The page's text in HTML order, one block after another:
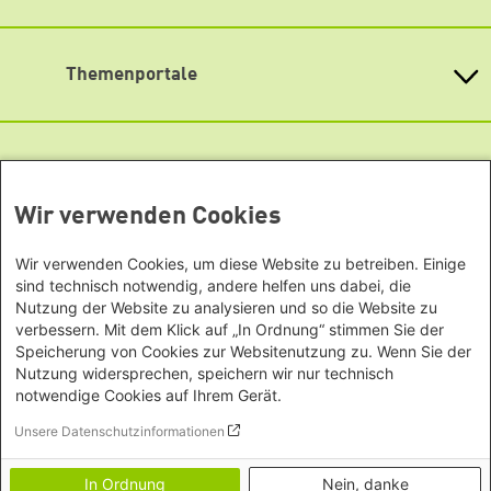
Newsletter
Baden-Württemberg
Mecklenburg-Vorpommern
Nordrhein-Westfalen
Rheinland-Pfalz
Saarland
Sachsen
Sachsen-Anhalt
Büro Neu-Delhi - Indien
Büro Seoul - Ostasien | Globaler
Afrika
Somalia/Somaliland, Sudan,
Äthiopien
Büro Nairobi - Kenia, Uganda,
Tansania
Büro Abuja - Nigeria
Büro Dakar - Senegal
Büro Kapstadt - Südafrika, Namibia,
Simbabwe
Europa
Themenportale
Grüne Akademie
Archiv Grünes Gedächtnis
Info Hub Plastic
Antifeminismus begegnen
Grüne Websites
Bündnis 90 / Die Grünen
Bundestagsfraktion
European Greens
Die Grünen im Europäischen Parlament
Green European Foundation
Footer menu
Barrierefreiheitserklärung
Vertrag widerrufen
Wir verwenden Cookies
Wir verwenden Cookies, um diese Website zu betreiben. Einige
sind technisch notwendig, andere helfen uns dabei, die
Nutzung der Website zu analysieren und so die Website zu
verbessern. Mit dem Klick auf „In Ordnung“ stimmen Sie der
Speicherung von Cookies zur Websitenutzung zu. Wenn Sie der
Nutzung widersprechen, speichern wir nur technisch
notwendige Cookies auf Ihrem Gerät.
Unsere Datenschutzinformationen
In Ordnung Nein, danke